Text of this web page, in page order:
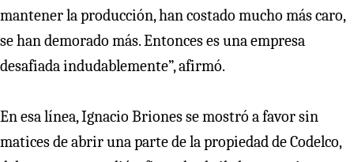
mantener la producción, han costado mucho más caro,
se han demorado más. Entonces es una empresa
desafiada indudablemente”, afirmó.
En esa línea, Ignacio Briones se mostró a favor sin
matices de abrir una parte de la propiedad de Codelco,